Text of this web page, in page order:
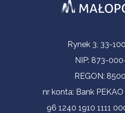
Informacje kontaktowe
Rynek 3, 33-
NIP: 873-
REGON:
nr konta: Bank
96 1240 1910 1111